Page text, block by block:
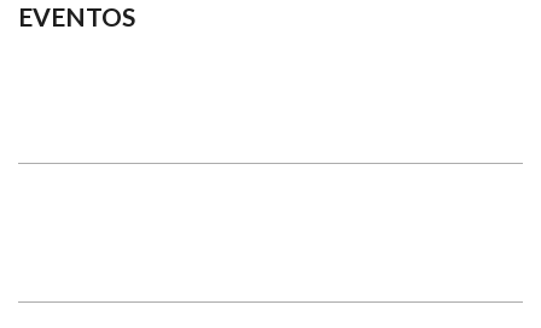
EVENTOS